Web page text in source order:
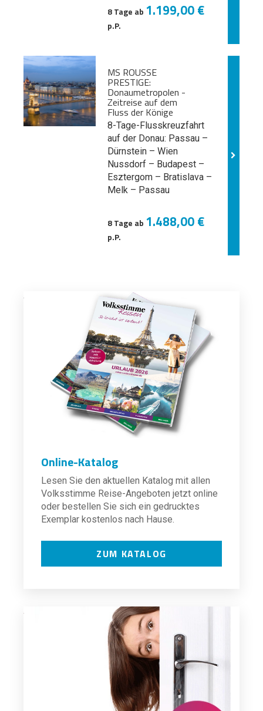
8 Tage ab 1.199,00 €
p.P.
MS ROUSSE
PRESTIGE:
Donaumetropolen -
Zeitreise auf dem
Fluss der Könige
8-Tage-Flusskreuzfahrt
auf der Donau: Passau –
Dürnstein – Wien
Nussdorf – Budapest –
Esztergom – Bratislava –
Melk – Passau
8 Tage ab 1.488,00 €
p.P.
Online-Katalog
Lesen Sie den aktuellen Katalog mit allen
Volksstimme Reise-Angeboten jetzt online
oder bestellen Sie sich ein gedrucktes
Exemplar kostenlos nach Hause.
ZUM KATALOG